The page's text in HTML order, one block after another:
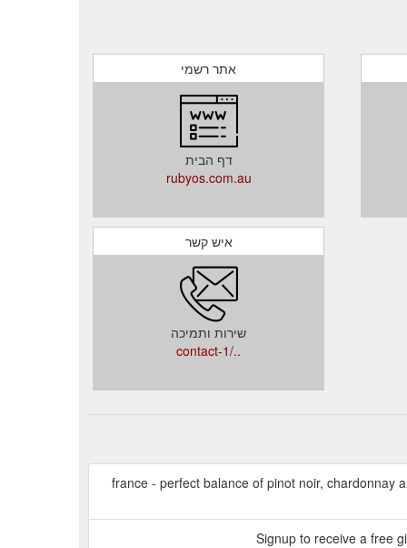
אתר רשמי
דף הבית
rubyos.com.au
איש קשר
שירות ותמיכה
../contact-1
france - perfect balance of pinot noir, chardonnay
Signup to receive a free